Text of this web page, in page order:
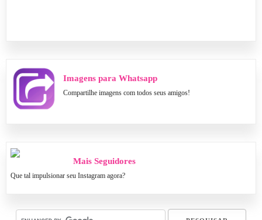
Imagens para Whatsapp
Compartilhe imagens com todos seus amigos!
Mais Seguidores
Que tal impulsionar seu Instagram agora?